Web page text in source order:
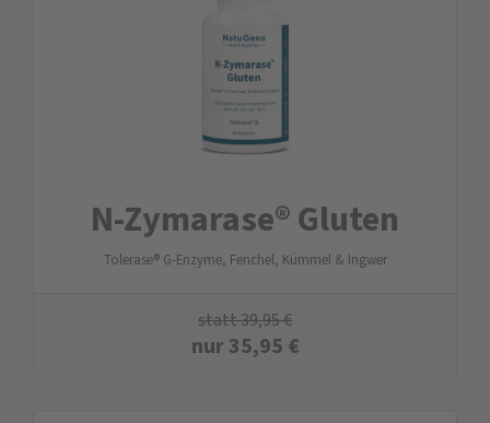
N-Zymarase® Gluten
Tolerase® G-Enzyme, Fenchel, Kümmel & Ingwer
statt39,95€
nur35,95 €